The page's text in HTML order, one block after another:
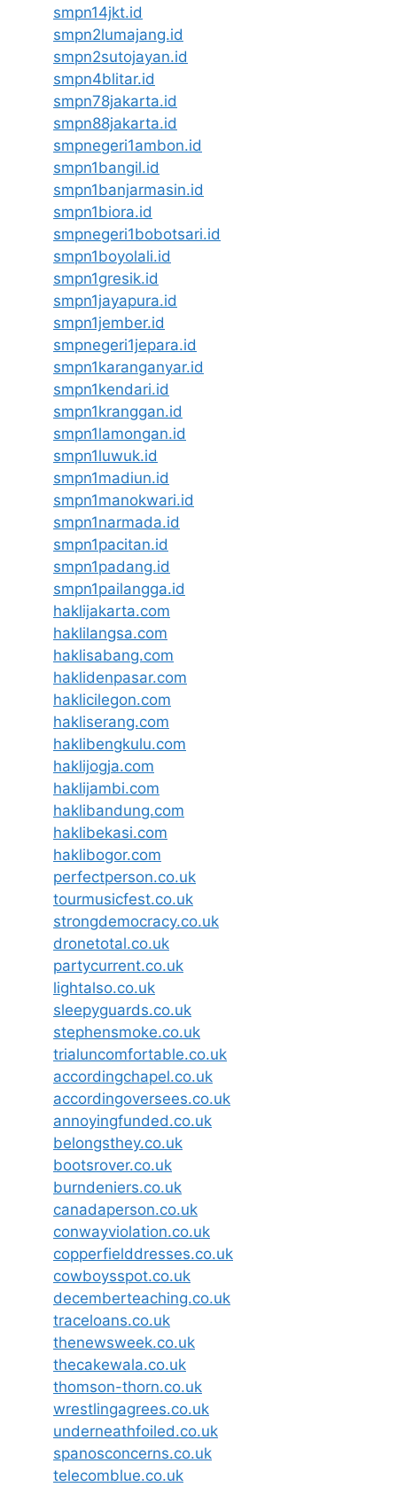
smpn14jkt.id
smpn2lumajang.id
smpn2sutojayan.id
smpn4blitar.id
smpn78jakarta.id
smpn88jakarta.id
smpnegeri1ambon.id
smpn1bangil.id
smpn1banjarmasin.id
smpn1biora.id
smpnegeri1bobotsari.id
smpn1boyolali.id
smpn1gresik.id
smpn1jayapura.id
smpn1jember.id
smpnegeri1jepara.id
smpn1karanganyar.id
smpn1kendari.id
smpn1kranggan.id
smpn1lamongan.id
smpn1luwuk.id
smpn1madiun.id
smpn1manokwari.id
smpn1narmada.id
smpn1pacitan.id
smpn1padang.id
smpn1pailangga.id
haklijakarta.com
haklilangsa.com
haklisabang.com
haklidenpasar.com
haklicilegon.com
hakliserang.com
haklibengkulu.com
haklijogja.com
haklijambi.com
haklibandung.com
haklibekasi.com
haklibogor.com
perfectperson.co.uk
tourmusicfest.co.uk
strongdemocracy.co.uk
dronetotal.co.uk
partycurrent.co.uk
lightalso.co.uk
sleepyguards.co.uk
stephensmoke.co.uk
trialuncomfortable.co.uk
accordingchapel.co.uk
accordingoversees.co.uk
annoyingfunded.co.uk
belongsthey.co.uk
bootsrover.co.uk
burndeniers.co.uk
canadaperson.co.uk
conwayviolation.co.uk
copperfielddresses.co.uk
cowboysspot.co.uk
decemberteaching.co.uk
traceloans.co.uk
thenewsweek.co.uk
thecakewala.co.uk
thomson-thorn.co.uk
wrestlingagrees.co.uk
underneathfoiled.co.uk
spanosconcerns.co.uk
telecomblue.co.uk